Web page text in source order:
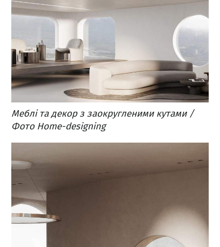
Меблі та декор з заокругленими кутами /
Фото Home-designing